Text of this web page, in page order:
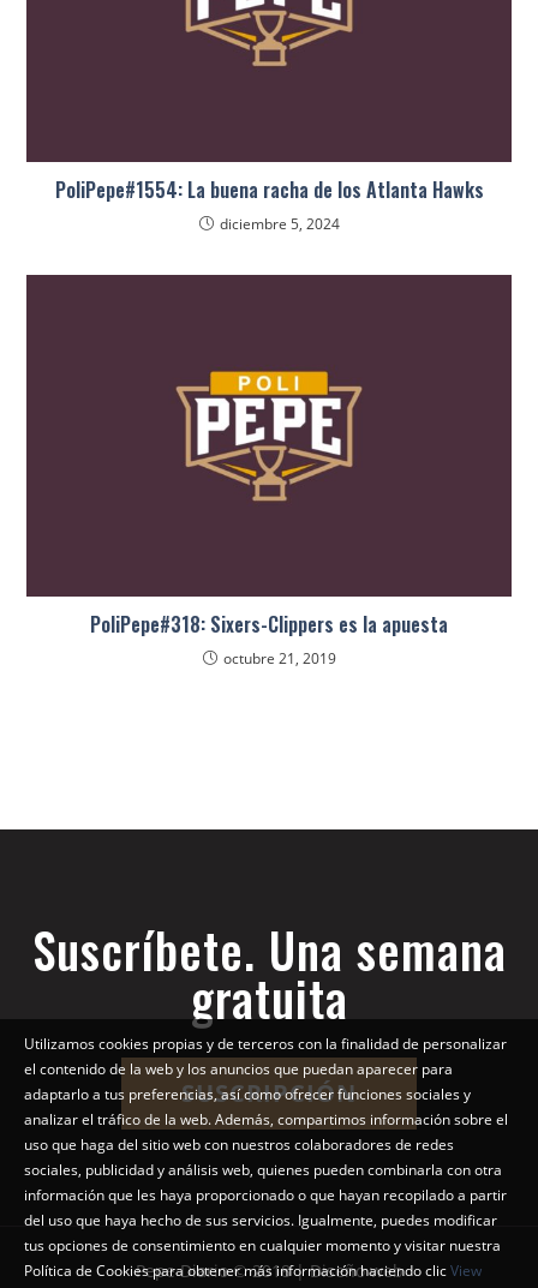
PoliPepe#1554: La buena racha de los Atlanta Hawks
diciembre 5, 2024
PoliPepe#318: Sixers-Clippers es la apuesta
octubre 21, 2019
Suscríbete. Una semana
gratuita
SUSCRIPCIÓN
Pepe Diario © 2018 | Diseño web
Utilizamos cookies propias y de terceros con la finalidad de personalizar
el contenido de la web y los anuncios que puedan aparecer para
adaptarlo a tus preferencias, así como ofrecer funciones sociales y
analizar el tráfico de la web. Además, compartimos información sobre el
uso que haga del sitio web con nuestros colaboradores de redes
sociales, publicidad y análisis web, quienes pueden combinarla con otra
información que les haya proporcionado o que hayan recopilado a partir
del uso que haya hecho de sus servicios. Igualmente, puedes modificar
tus opciones de consentimiento en cualquier momento y visitar nuestra
Política de Cookies para obtener más información haciendo clicView